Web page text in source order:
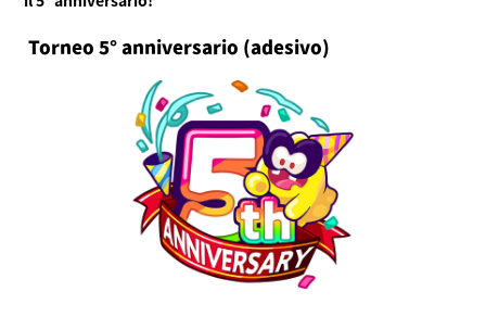
Torneo 5° anniversario (adesivo)